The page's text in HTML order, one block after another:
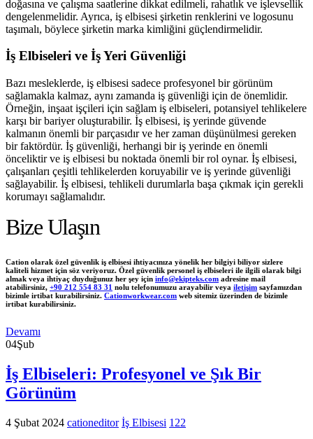
doğasına ve çalışma saatlerine dikkat edilmeli, rahatlık ve işlevsellik
dengelenmelidir. Ayrıca, iş elbisesi şirketin renklerini ve logosunu
taşımalı, böylece şirketin marka kimliğini güçlendirmelidir.
İş Elbiseleri ve İş Yeri Güvenliği
Bazı mesleklerde, iş elbisesi sadece profesyonel bir görünüm
sağlamakla kalmaz, aynı zamanda iş güvenliği için de önemlidir.
Örneğin, inşaat işçileri için sağlam iş elbiseleri, potansiyel tehlikelere
karşı bir bariyer oluşturabilir. İş elbisesi, iş yerinde güvende
kalmanın önemli bir parçasıdır ve her zaman düşünülmesi gereken
bir faktördür. İş güvenliği, herhangi bir iş yerinde en önemli
önceliktir ve iş elbisesi bu noktada önemli bir rol oynar. İş elbisesi,
çalışanları çeşitli tehlikelerden koruyabilir ve iş yerinde güvenliği
sağlayabilir. İş elbisesi, tehlikeli durumlarla başa çıkmak için gerekli
korumayı sağlamalıdır.
Bize Ulaşın
Cation olarak özel güvenlik iş elbisesi ihtiyacınıza yönelik her bilgiyi biliyor sizlere
kaliteli hizmet için söz veriyoruz. Özel güvenlik personel iş elbiseleri ile ilgili olarak bilgi
almak veya ihtiyaç duyduğunuz her şey için info@ekipteks.com adresine mail
atabilirsiniz, +90 212 554 83 31 nolu telefonumuzu arayabilir veya iletişim sayfamızdan
bizimle irtibat kurabilirsiniz. Cationworkwear.com web sitemiz üzerinden de bizimle
irtibat kurabilirsiniz.
Devamı
04Şub
İş Elbiseleri: Profesyonel ve Şık Bir
Görünüm
4 Şubat 2024 cationeditor İş Elbisesi 122